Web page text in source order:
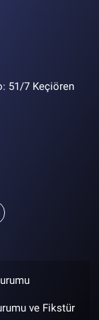
51/7 Keçiören
ve Fikstür